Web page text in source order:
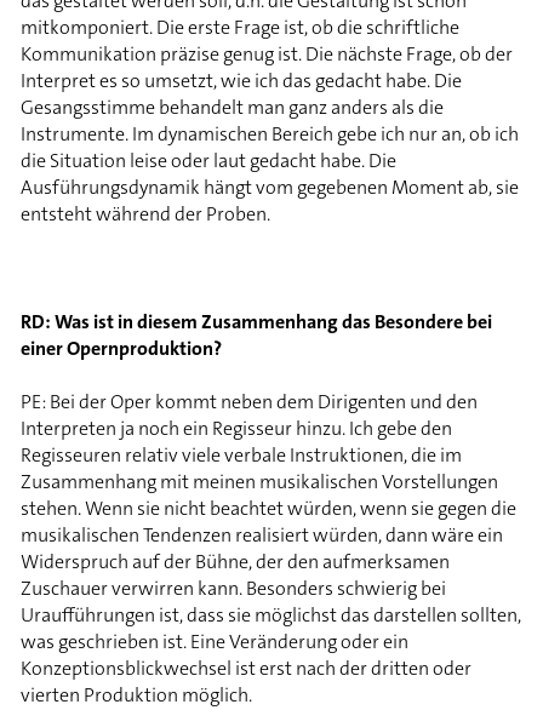
mitkomponiert. Die erste Frage ist, ob die schriftliche
Kommunikation präzise genug ist. Die nächste Frage, ob der
Interpret es so umsetzt, wie ich das gedacht habe. Die
Gesangsstimme behandelt man ganz anders als die
Instrumente. Im dynamischen Bereich gebe ich nur an, ob ich
die Situation leise oder laut gedacht habe. Die
Ausführungsdynamik hängt vom gegebenen Moment ab, sie
entsteht während der Proben.
RD: Was ist in diesem Zusammenhang das Besondere bei
einer Opernproduktion?
PE: Bei der Oper kommt neben dem Dirigenten und den
Interpreten ja noch ein Regisseur hinzu. Ich gebe den
Regisseuren relativ viele verbale Instruktionen, die im
Zusammenhang mit meinen musikalischen Vorstellungen
stehen. Wenn sie nicht beachtet würden, wenn sie gegen die
musikalischen Tendenzen realisiert würden, dann wäre ein
Widerspruch auf der Bühne, der den aufmerksamen
Zuschauer verwirren kann. Besonders schwierig bei
Uraufführungen ist, dass sie möglichst das darstellen sollten,
was geschrieben ist. Eine Veränderung oder ein
Konzeptionsblickwechsel ist erst nach der dritten oder
vierten Produktion möglich.